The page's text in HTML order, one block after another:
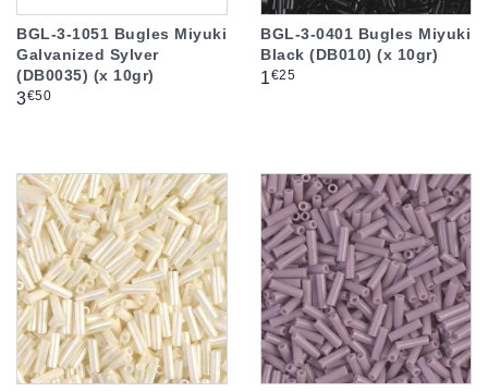
BGL-3-1051 Bugles Miyuki
Galvanized Sylver
(DB0035) (x 10gr)
Prix
3€50
BGL-3-0401 Bugles Miyuki
Black (DB010) (x 10gr)
Prix
1€25